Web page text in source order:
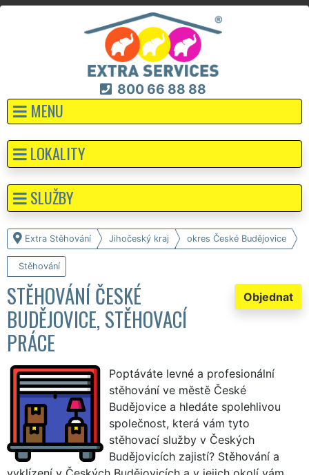
800 66 88 88
MENU
Extra Stěhování Jihočeský kraj okres České Budějovice
Stěhování
Objednat
STĚHOVÁNÍ ČESKÉ
BUDĚJOVICE, STĚHOVACÍ
PRÁCE
Poptáváte levné a profesionální
stěhování ve městě České
Budějovice a hledáte spolehlivou
společnost, která vám tyto
stěhovací služby v Českých
Budějovicích zajistí? Stěhování a
LOKALITY
SLUŽBY